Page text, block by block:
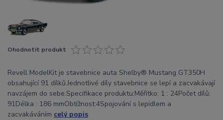
Ohodnotit produkt
Revell ModelKit je stavebnice auta Shelby® Mustang GT350H
obsahující 91 dílků.Jednotlivé díly stavebnice se lepí a zacvakávají
navzájem do sebe.Specifikace produktu:Měřítko: 1 : 24Počet dílů:
91Délka : 186 mmObtížnost:4Spojování s lepidlem a
zacvakáváním celý popis